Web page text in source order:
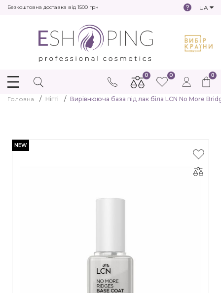
Безкоштовна доставка від 1500 грн UA
0
0 0
Головна Нігті Вирівнююча база під лак біла LCN No More
NEW